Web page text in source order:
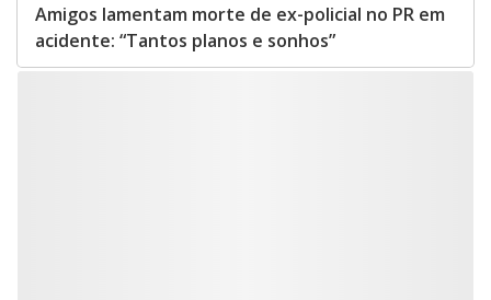
Amigos lamentam morte de ex-policial no PR em
acidente: “Tantos planos e sonhos”